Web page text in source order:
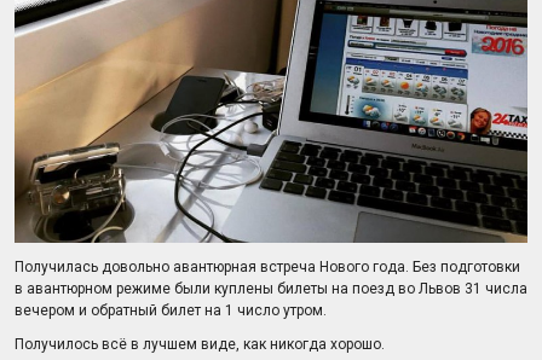
Получилась довольно авантюрная встреча Нового года. Без подготовки
в авантюрном режиме были куплены билеты на поезд во Львов 31 числа
вечером и обратный билет на 1 число утром.
Получилось всё в лучшем виде, как никогда хорошо.